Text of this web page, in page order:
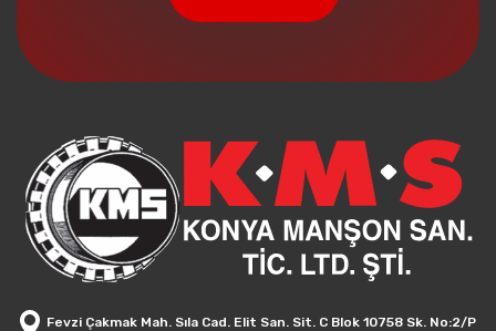
Fevzi Çakmak Mah. Sıla Cad. Elit San. Sit. C Blok 10758 Sk. No:2/P